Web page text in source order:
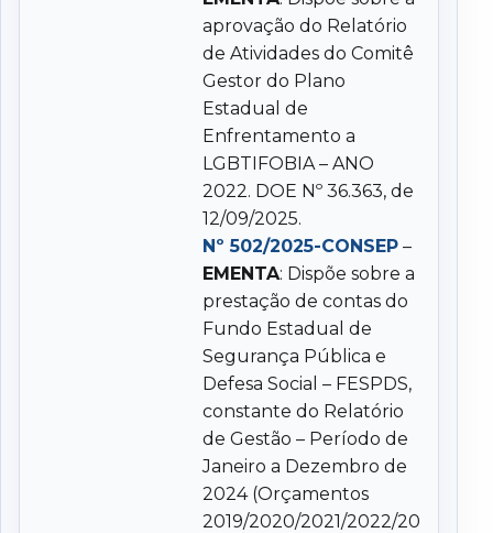
aprovação do Relatório
de Atividades do Comitê
Gestor do Plano
Estadual de
Enfrentamento a
LGBTIFOBIA – ANO
2022. DOE Nº 36.363, de
12/09/2025.
Nº 502/2025-CONSEP –
EMENTA: Dispõe sobre a
prestação de contas do
Fundo Estadual de
Segurança Pública e
Defesa Social – FESPDS,
constante do Relatório
de Gestão – Período de
Janeiro a Dezembro de
2024 (Orçamentos
2019/2020/2021/2022/20